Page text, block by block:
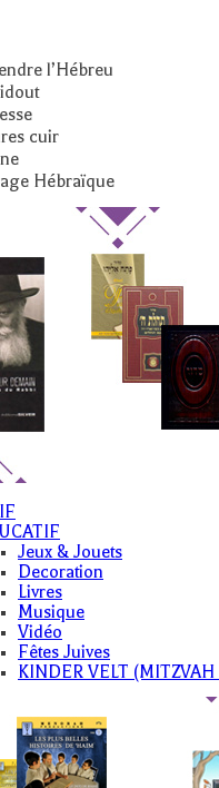
l’Hébreu
cuir
Hébraïque
Jeux & Jouets
Decoration
Livres
Musique
Vidéo
Fêtes Juives
KINDER VELT